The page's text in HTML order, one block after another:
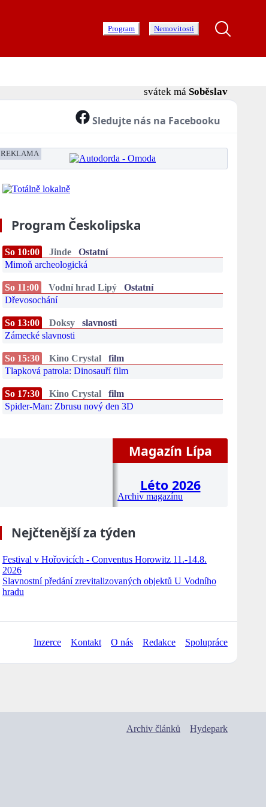
Program Nemovitosti
svátek má Soběslav
Sledujte nás na Facebooku
REKLAMA
Program Českolipska
So 10:00 Jinde
Ostatní
Mimoň archeologická
So 11:00 Vodní hrad Lipý
Ostatní
Dřevosochání
So 13:00 Doksy
slavnosti
Zámecké slavnosti
So 15:30 Kino Crystal
film
Tlapková patrola: Dinosauří film
So 17:30 Kino Crystal
film
Spider-Man: Zbrusu nový den 3D
Magazín Lípa
Léto 2026
Archiv magazínu
Nejčtenější za týden
Festival v Hořovicích - Conventus Horowitz 11.-14.8.
2026
Slavnostní předání zrevitalizovaných objektů U Vodního
hradu
Inzerce Kontakt O nás Redakce Spolupráce
Archiv článků Hydepark